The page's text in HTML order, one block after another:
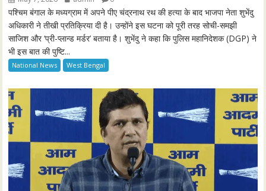
s
l
s
e
n
पश्चिम बंगाल के मध्यग्राम में अपने पीए चंद्रनाथ रथ की हत्या के बाद भाजपा नेता शुभेंदु
अधिकारी ने तीखी प्रतिक्रिया दी है। उन्होंने इस घटना को पूरी तरह सोची-समझी
साजिश और ‘प्री-प्लान्ड मर्डर’ बताया है। शुभेंदु ने कहा कि पुलिस महानिदेशक (DGP) ने
भी इस बात की पुष्टि...
National News West Bengal